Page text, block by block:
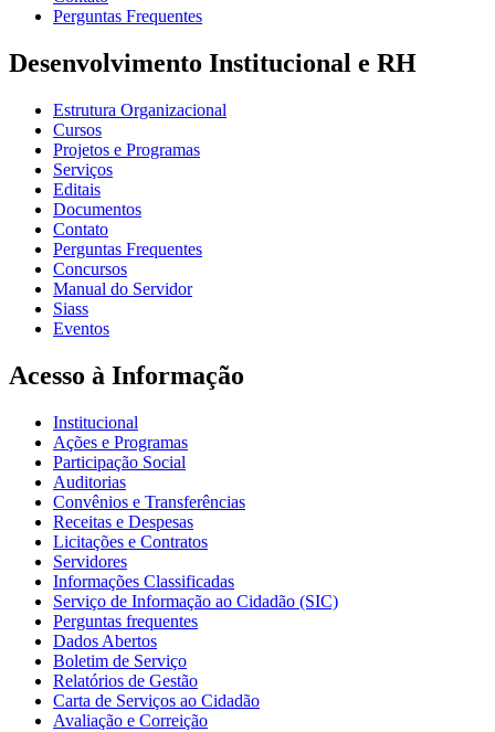
Perguntas Frequentes
Desenvolvimento Institucional e RH
Estrutura Organizacional
Cursos
Projetos e Programas
Serviços
Editais
Documentos
Contato
Perguntas Frequentes
Concursos
Manual do Servidor
Siass
Eventos
Acesso à Informação
Institucional
Ações e Programas
Participação Social
Auditorias
Convênios e Transferências
Receitas e Despesas
Licitações e Contratos
Servidores
Informações Classificadas
Serviço de Informação ao Cidadão (SIC)
Perguntas frequentes
Dados Abertos
Boletim de Serviço
Relatórios de Gestão
Carta de Serviços ao Cidadão
Avaliação e Correição